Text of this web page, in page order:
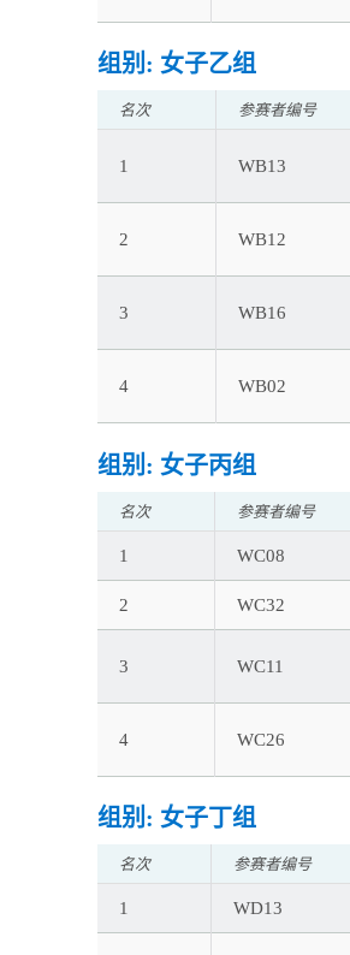
组别: 女子乙组
名次 参赛者编号
1 WB13
2 WB12
3 WB16
4 WB02
组别: 女子丙组
名次 参赛者编号
1 WC08
2 WC32
3 WC11
4 WC26
组别: 女子丁组
名次 参赛者编号
1 WD13